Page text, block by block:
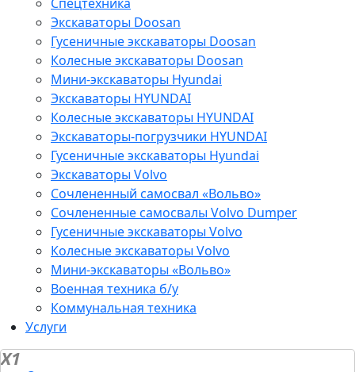
Спецтехника
Экскаваторы Doosan
Гусеничные экскаваторы Doosan
Колесные экскаваторы Doosan
Мини-экскаваторы Hyundai
Экскаваторы HYUNDAI
Колесные экскаваторы HYUNDAI
Экскаваторы-погрузчики HYUNDAI
Гусеничные экскаваторы Hyundai
Экскаваторы Volvo
Сочлененный самосвал «Вольво»
Сочлененные самосвалы Volvo Dumper
Гусеничные экскаваторы Volvo
Колесные экскаваторы Volvo
Мини-экскаваторы «Вольво»
Военная техника б/у
Коммунальная техника
Услуги
X1